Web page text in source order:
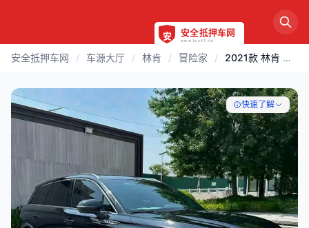
安全抵押车网 / 车源大厅 / 林肯 / 冒险家 / 2021款 林肯 冒险家 | 烟台
快速了解